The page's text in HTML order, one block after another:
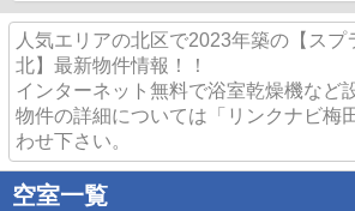
人気エリアの北区で2023年築の【スプ
北】最新物件情報！！
インターネット無料で浴室乾燥機など
物件の詳細については「リンクナビ梅
わせ下さい。
空室一覧